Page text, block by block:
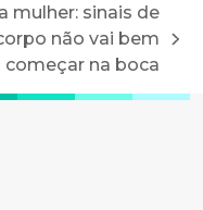
mulher: sinais de
não vai bem
na boca